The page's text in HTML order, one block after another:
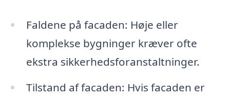
Faldene på facaden: Høje eller
komplekse bygninger kræver ofte
ekstra sikkerhedsforanstaltninger.
Tilstand af facaden: Hvis facaden er